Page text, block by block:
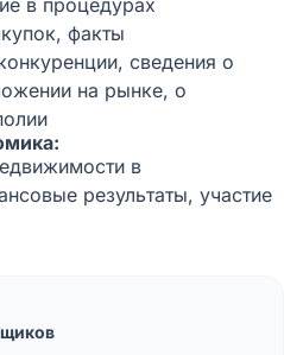
в процедурах
факты
сведения о
на рынке, о
в
результаты, участие